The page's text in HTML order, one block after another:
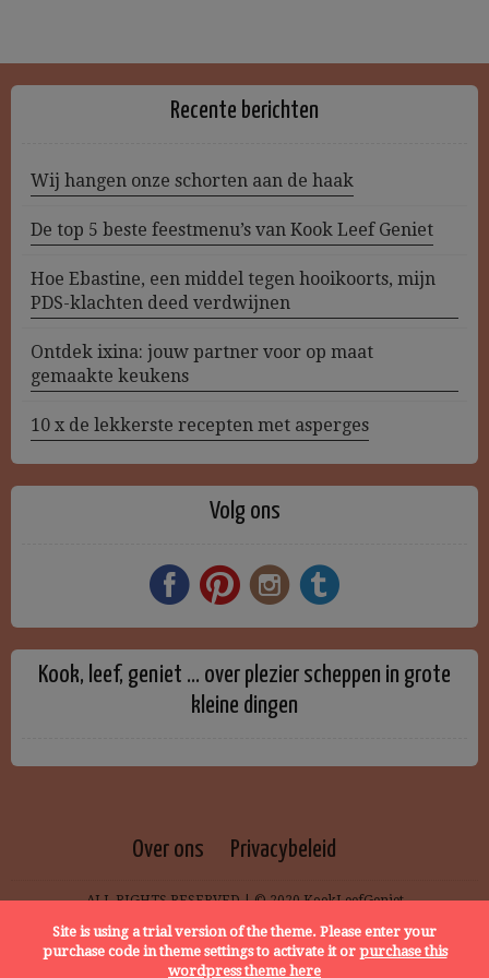
Recente berichten
Wij hangen onze schorten aan de haak
De top 5 beste feestmenu’s van Kook Leef Geniet
Hoe Ebastine, een middel tegen hooikoorts, mijn
PDS-klachten deed verdwijnen
Ontdek ixina: jouw partner voor op maat
gemaakte keukens
10 x de lekkerste recepten met asperges
Volg ons
Kook, leef, geniet … over plezier scheppen in grote
kleine dingen
Over ons Privacybeleid
ALL RIGHTS RESERVED | © 2020 KookLeefGeniet
Site is using a trial version of the theme. Please enter your
purchase code in theme settings to activate it or purchase this
wordpress theme here